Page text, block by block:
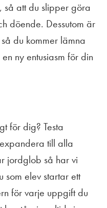
att du slipper göra
döende. Dessutom är
du kommer lämna
ny entusiasm för din
för dig? Testa
till alla
jordglob så har vi
som elev startar ett
för varje uppgift du